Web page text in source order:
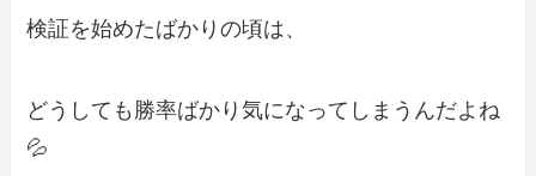
検証を始めたばかりの頃は、
どうしても勝率ばかり気になってしまうんだよね
💦